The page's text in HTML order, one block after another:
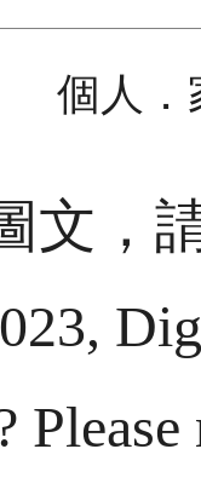
個人．
文，